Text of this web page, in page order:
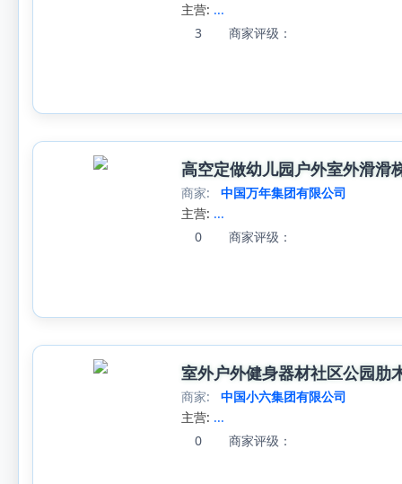
主营: ...
3
商家评级：
高空定做幼儿园户外室外滑滑
商家:
中国万年集团有限公司
主营: ...
0
商家评级：
室外户外健身器材社区公园肋
商家:
中国小六集团有限公司
主营: ...
0
商家评级：